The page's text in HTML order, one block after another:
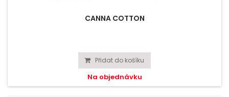
CANNA COTTON
Přidat do košíku
Na objednávku